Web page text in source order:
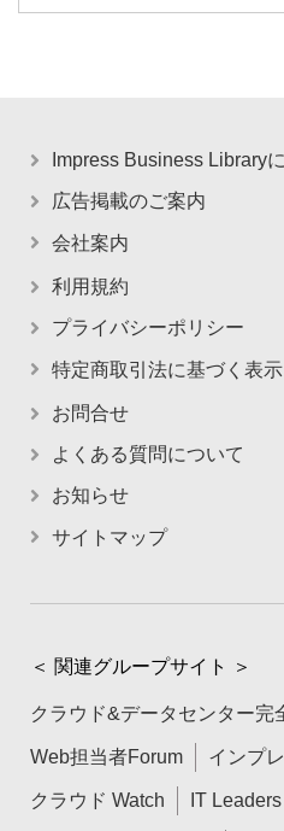
Impress Business Library
広告掲載のご案内
会社案内
利用規約
プライバシーポリシー
特定商取引法に基づく表示
お問合せ
よくある質問について
お知らせ
サイトマップ
＜ 関連グループサイト ＞
クラウド&データセンター完
Web担当者Forum インプ
クラウド Watch IT Leaders